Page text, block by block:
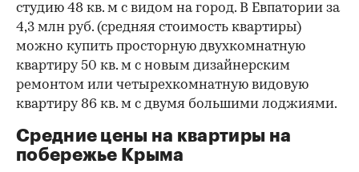
студию 48 кв. м с видом на город. В Евпатории за
4,3 млн руб. (средняя стоимость квартиры)
можно купить просторную двухкомнатную
квартиру 50 кв. м с новым дизайнерским
ремонтом или четырехкомнатную видовую
квартиру 86 кв. м с двумя большими лоджиями.
Средние цены на квартиры на
побережье Крыма